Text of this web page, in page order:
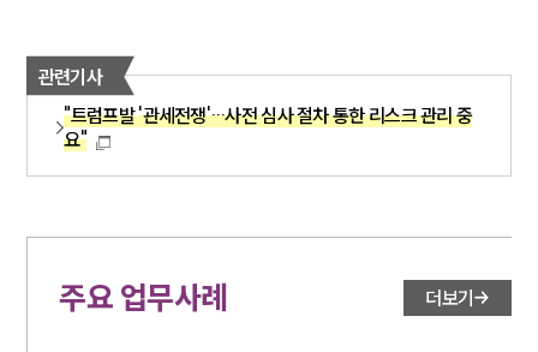
관련기사
"트럼프발 '관세전쟁'…사전 심사 절차 통한 리스크 관리 중
요"
주요 업무사례 더보기